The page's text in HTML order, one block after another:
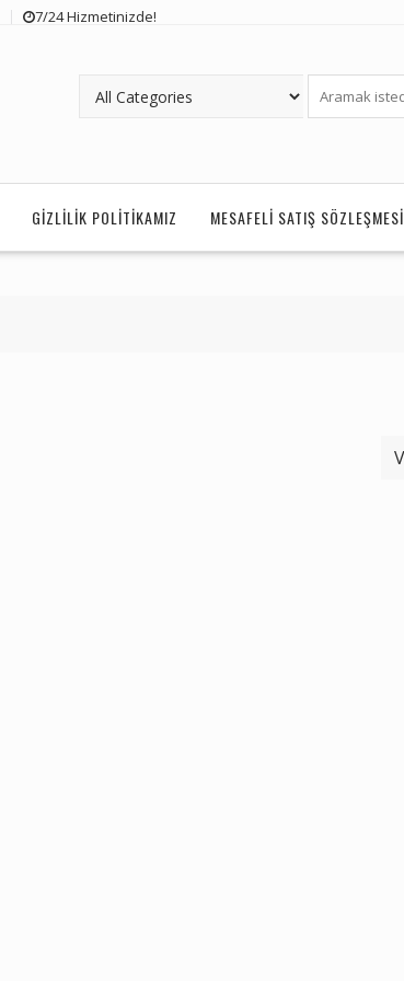
7/24 Hizmetinizde!
GIZLILIK POLITIKAMIZ MESAFELI SATIŞ SÖZLEŞMESI